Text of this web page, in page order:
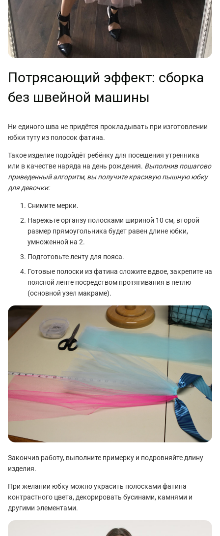
Потрясающий эффект: сборка
без швейной машины
Ни единого шва не придётся прокладывать при изготовлении
юбки туту из полосок фатина.
Такое изделие подойдёт ребёнку для посещения утренника
или в качестве наряда на день рождения. Выполнив пошагово
приведенный алгоритм, вы получите красивую пышную юбку
для девочки:
Снимите мерки.
Нарежьте органзу полосками шириной 10 см, второй
размер прямоугольника будет равен длине юбки,
умноженной на 2.
Подготовьте ленту для пояса.
Готовые полоски из фатина сложите вдвое, закрепите на
поясной ленте посредством протягивания в петлю
(основной узел макраме).
Закончив работу, выполните примерку и подровняйте длину
изделия.
При желании юбку можно украсить полосками фатина
контрастного цвета, декорировать бусинами, камнями и
другими элементами.